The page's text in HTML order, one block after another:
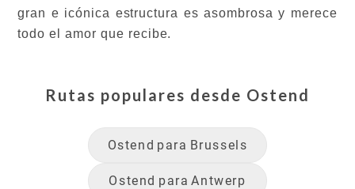
gran e icónica estructura es asombrosa y merece
todo el amor que recibe.
Rutas populares desde Ostend
Ostend para Brussels
Ostend para Antwerp